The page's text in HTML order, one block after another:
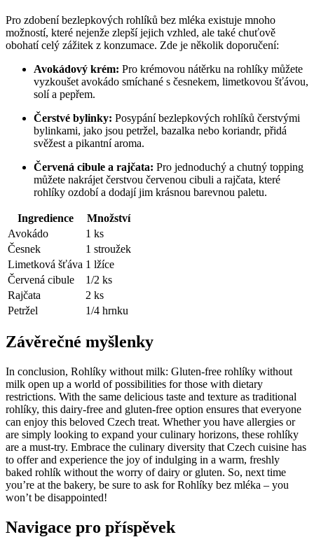
Pro zdobení bezlepkových rohlíků bez mléka existuje mnoho
možností, které‍ nejenže zlepší jejich vzhled, ale také chuťově
obohatí celý zážitek z ​konzumace. Zde je několik doporučení:
Avokádový krém: Pro krémovou nátěrku na rohlíky můžete
vyzkoušet avokádo smíchané s​ česnekem, ⁣limetkovou⁣ šťávou,
solí ‍a⁢ pepřem.
Čerstvé bylinky: Posypání bezlepkových rohlíků‌ čerstvými
bylinkami, jako jsou petržel, bazalka nebo koriandr, přidá⁣
svěžest a pikantní aroma.
Červená⁢ cibule a rajčata: Pro ⁤jednoduchý a chutný topping
můžete nakrájet ‌čerstvou červenou cibuli a rajčata, které
rohlíky ozdobí a dodají jim krásnou barevnou paletu.
Ingredience
Množství
Avokádo
1 ks
Česnek
1 stroužek
Limetková ⁤šťáva 1 lžíce
Červená cibule
1/2 ​ks
Rajčata
2 ks
Petržel
1/4 hrnku
Závěrečné myšlenky
In conclusion, Rohlíky⁤ without milk: Gluten-free rohlíky without
milk open up a world of possibilities for those with dietary
restrictions. With the same ​delicious taste and⁤ texture⁤ as traditional
rohlíky, this dairy-free⁢ and gluten-free option ensures that everyone
can enjoy ​this beloved Czech‌ treat. Whether you have allergies or
are simply looking to expand your⁣ culinary horizons, these‌ rohlíky
are a must-try. Embrace⁤ the culinary diversity that Czech cuisine has
to⁢ offer and experience the joy ‍of indulging in a warm, freshly
baked rohlík without the worry ⁢of dairy or gluten. So, next time
you’re ⁣at the bakery, be sure to ask for Rohlíky bez mléka – ⁣you
won’t be disappointed!
Navigace pro příspěvek